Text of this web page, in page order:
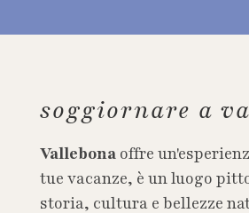
soggiornare a
Vallebona offre
tue vacanze, è un luogo
storia, cultura e bellezze